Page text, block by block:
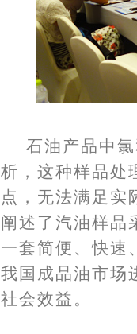
石油产品中
析，这种样品处
点，无法满足实
阐述了汽油样品
一套简便、快速
我国成品油市场
社会效益。